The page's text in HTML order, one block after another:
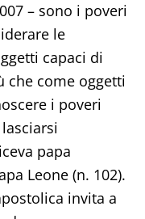
– sono i poveri
le
capaci di
che come oggetti
i poveri
papa
Leone (n. 102).
invita a